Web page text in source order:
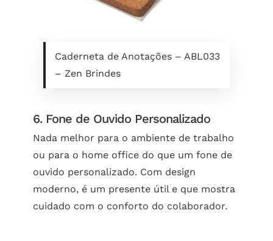
Caderneta de Anotações – ABL033
– Zen Brindes
6. Fone de Ouvido Personalizado
Nada melhor para o ambiente de trabalho
ou para o home office do que um fone de
ouvido personalizado. Com design
moderno, é um presente útil e que mostra
cuidado com o conforto do colaborador.